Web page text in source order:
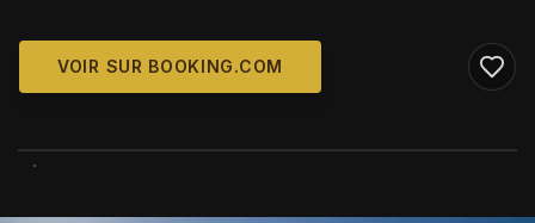
VOIR SUR BOOKING.COM